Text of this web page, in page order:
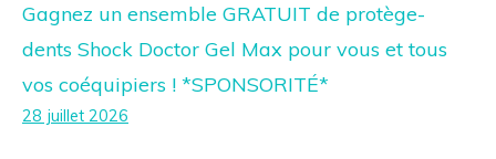
Gagnez un ensemble GRATUIT de protège-
dents Shock Doctor Gel Max pour vous et tous
vos coéquipiers ! *SPONSORITÉ*
28 juillet 2026